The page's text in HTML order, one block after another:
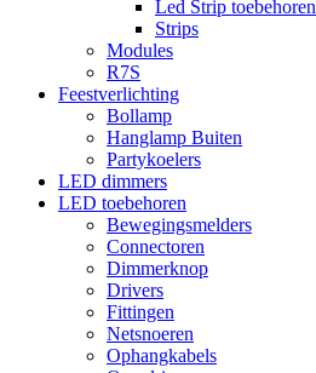
Led Strip toebehoren
Strips
Modules
R7S
Feestverlichting
Bollamp
Hanglamp Buiten
Partykoelers
LED dimmers
LED toebehoren
Bewegingsmelders
Connectoren
Dimmerknop
Drivers
Fittingen
Netsnoeren
Ophangkabels